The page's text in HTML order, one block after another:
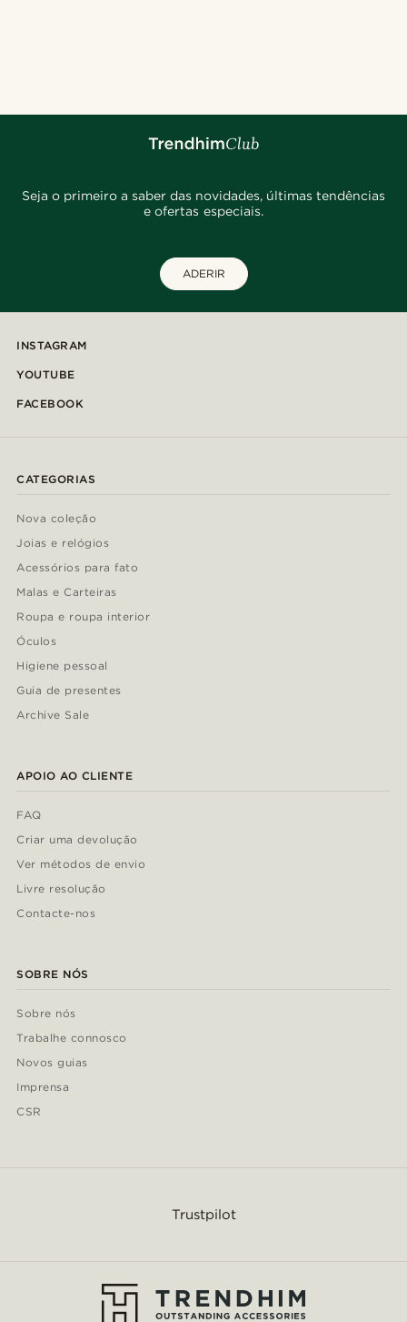
Seja o primeiro a saber das novidades, últimas tendências
e ofertas especiais.
ADERIR
INSTAGRAM
YOUTUBE
FACEBOOK
CATEGORIAS
Nova coleção
Joias e relógios
Acessórios para fato
Malas e Carteiras
Roupa e roupa interior
Óculos
Higiene pessoal
Guia de presentes
Archive Sale
APOIO AO CLIENTE
FAQ
Criar uma devolução
Ver métodos de envio
Livre resolução
Contacte-nos
SOBRE NÓS
Sobre nós
Trabalhe connosco
Novos guias
Imprensa
CSR
Trustpilot